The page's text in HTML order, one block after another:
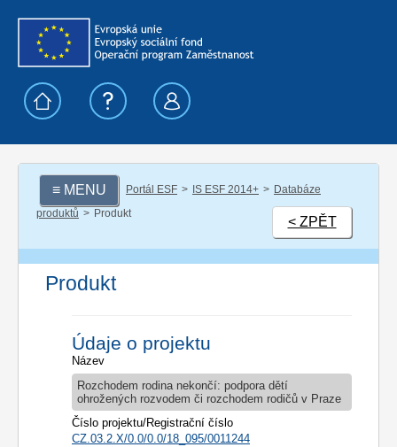
≡ MENU Portál ESF IS ESF 2014+
Databáze
produktů
Produkt
< ZPĚT
Produkt
Údaje o projektu
Název
Rozchodem rodina nekončí: podpora dětí
ohrožených rozvodem či rozchodem rodičů v Praze
Číslo projektu/Registrační číslo
CZ.03.2.X/0.0/0.0/18_095/0011244